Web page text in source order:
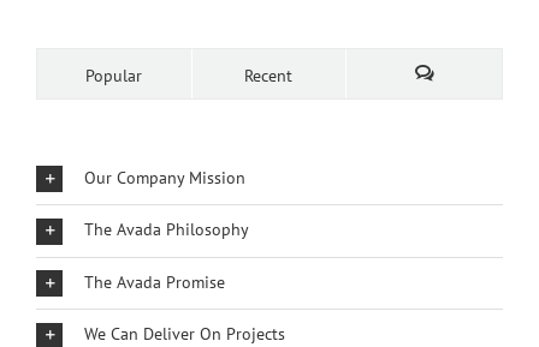
Popular Recent
Our Company Mission
The Avada Philosophy
The Avada Promise
We Can Deliver On Projects